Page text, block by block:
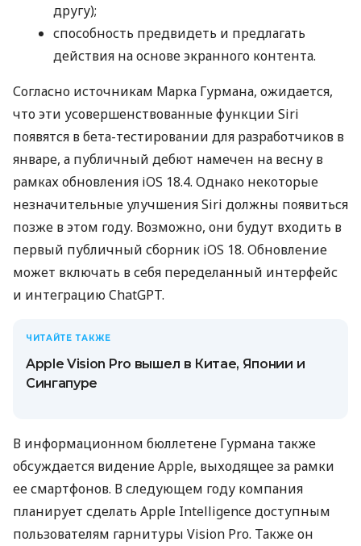
другу);
способность предвидеть и предлагать
действия на основе экранного контента.
Согласно источникам Марка Гурмана, ожидается,
что эти усовершенствованные функции Siri
появятся в бета-тестировании для разработчиков в
январе, а публичный дебют намечен на весну в
рамках обновления iOS 18.4. Однако некоторые
незначительные улучшения Siri должны появиться
позже в этом году. Возможно, они будут входить в
первый публичный сборник iOS 18. Обновление
может включать в себя переделанный интерфейс
и интеграцию ChatGPT.
ЧИТАЙТЕ ТАКЖЕ
Apple Vision Pro вышел в Китае, Японии и
Сингапуре
В информационном бюллетене Гурмана также
обсуждается видение Apple, выходящее за рамки
ее смартфонов. В следующем году компания
планирует сделать Apple Intelligence доступным
пользователям гарнитуры Vision Pro. Также он